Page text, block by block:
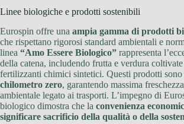
Linee biologiche e prodotti sostenibili
Eurospin offre una ampia gamma di prodotti
che rispettano rigorosi standard ambientali e
linea “Amo Essere Biologico” rappresenta
della catena, includendo frutta e verdura
fertilizzanti chimici sintetici. Questi prodotti sono
chilometro zero, garantendo massima
ambientale legato ai trasporti. L’impegno di
biologico dimostra che la convenienza
significare sacrificio della qualità o della